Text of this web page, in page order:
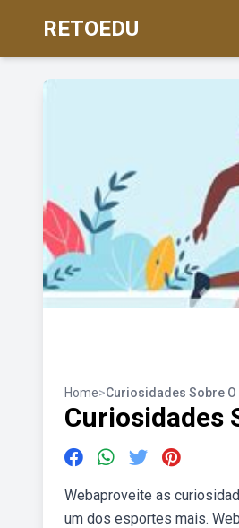
RETOEDU
Home>Curiosidades Sobre O
Curiosidades
Webaproveite as
um dos esportes mais.